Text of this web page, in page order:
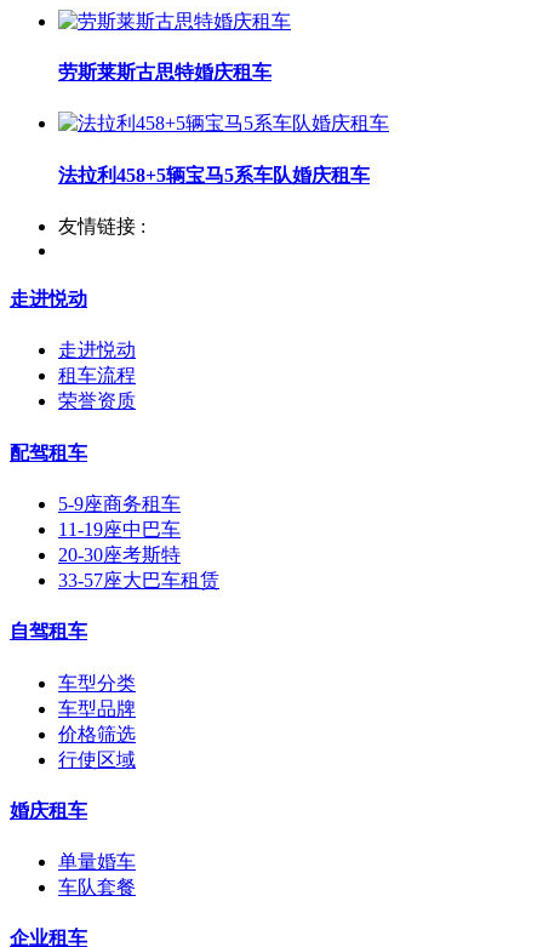
劳斯莱斯古思特婚庆租车
法拉利458+5辆宝马5系车队婚庆租车
友情链接 :
走进悦动
走进悦动
租车流程
荣誉资质
配驾租车
5-9座商务租车
11-19座中巴车
20-30座考斯特
33-57座大巴车租赁
自驾租车
车型分类
车型品牌
价格筛选
行使区域
婚庆租车
单量婚车
车队套餐
企业租车